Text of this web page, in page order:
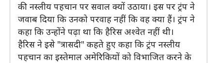
की नस्लीय पहचान पर सवाल क्यों उठाया। इस पर ट्रंप ने
जवाब दिया कि उनको परवाह नहीं कि वह क्या हैं। ट्रंप ने
कहा कि उन्होंने पढ़ा था कि हैरिस अश्वेत नहीं थी।
हैरिस ने इसे "त्रासदी" कहते हुए कहा कि ट्रंप नस्लीय
पहचान का इस्तेमाल अमेरिकियों को विभाजित करने के